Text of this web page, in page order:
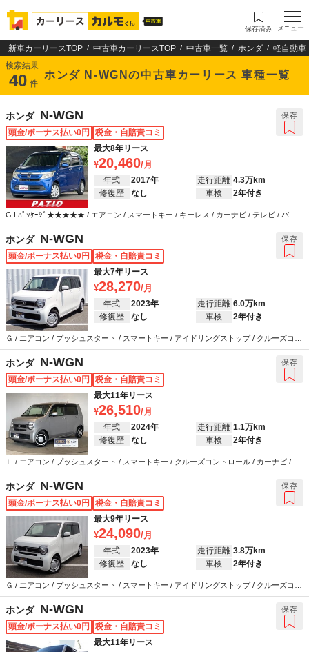
保存済み メニュー
新車カーリースTOP 中古車カーリースTOP 中古車一覧 ホンダ
軽自動車
検索結果
40 件
ホンダ N-WGNの中古車カーリース 車種一覧
ホンダ N-WGN
頭金/ボーナス払い0円
税金・自賠責コミ
最大8年リース
20,460
年式 2017年 走行距離 4.3万km
修復歴
なし 車検 2年付き
G Lﾊﾟｯｹｰｼﾞ★★★★★ / エアコン / スマートキー / キーレス / カーナビ / テレビ / バッ
クカメラ / ABS / エアバッグ / パワーステアリング / パワーウインドウ
保存
ホンダ N-WGN
頭金/ボーナス払い0円
税金・自賠責コミ
最大7年リース
28,270
年式 2023年 走行距離 6.0万km
修復歴
なし 車検 2年付き
Ｇ / エアコン / プッシュスタート / スマートキー / アイドリングストップ / クルーズコン
トロール / カーナビ / バックカメラ / ETC / 衝突被害軽減システム / ABS / エアバッグ /
パワーステアリング / パワーウインドウ
保存
ホンダ N-WGN
頭金/ボーナス払い0円
税金・自賠責コミ
最大11年リース
26,510
年式 2024年 走行距離 1.1万km
修復歴
なし 車検 2年付き
Ｌ / エアコン / プッシュスタート / スマートキー / クルーズコントロール / カーナビ / テ
レビ / バックカメラ / ETC / 衝突被害軽減システム / ウインカーミラー / ABS / エアバッ
グ / パワーステアリング / パワーウインドウ
保存
ホンダ N-WGN
頭金/ボーナス払い0円
税金・自賠責コミ
最大9年リース
24,090
年式 2023年 走行距離 3.8万km
修復歴
なし 車検 2年付き
Ｇ / エアコン / プッシュスタート / スマートキー / アイドリングストップ / クルーズコン
トロール / カーナビ / バックカメラ / ETC / 衝突被害軽減システム / ABS / エアバッグ /
パワーステアリング / パワーウインドウ
保存
ホンダ N-WGN
頭金/ボーナス払い0円
税金・自賠責コミ
最大11年リース
保存